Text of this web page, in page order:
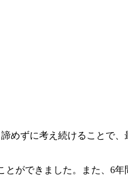
めずに考え続けることで
ができました。また、6